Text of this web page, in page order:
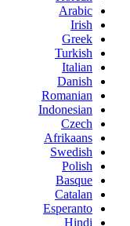
Arabic
Irish
Greek
Turkish
Italian
Danish
Romanian
Indonesian
Czech
Afrikaans
Swedish
Polish
Basque
Catalan
Esperanto
Hindi